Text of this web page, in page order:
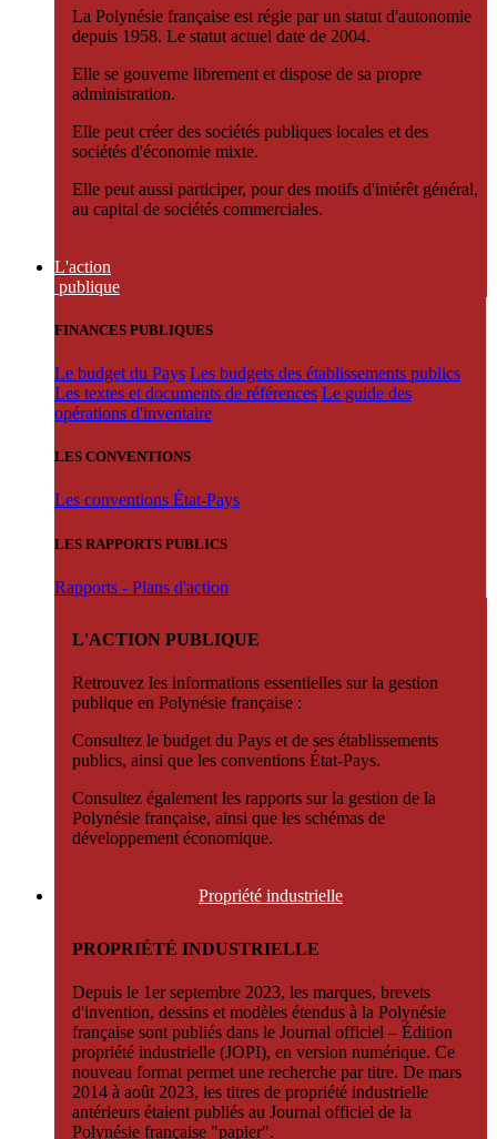
La Polynésie française est régie par un statut d'autonomie
depuis 1958. Le statut actuel date de 2004.
Elle se gouverne librement et dispose de sa propre
administration.
Elle peut créer des sociétés publiques locales et des
sociétés d'économie mixte.
Elle peut aussi participer, pour des motifs d'intérêt général,
au capital de sociétés commerciales.
L'action
publique
FINANCES PUBLIQUES
Le budget du Pays Les budgets des établissements publics
Les textes et documents de références Le guide des
opérations d'inventaire
LES CONVENTIONS
Les conventions État-Pays
LES RAPPORTS PUBLICS
Rapports - Plans d'action
L'ACTION PUBLIQUE
Retrouvez les informations essentielles sur la gestion
publique en Polynésie française :
Consultez le budget du Pays et de ses établissements
publics, ainsi que les conventions État-Pays.
Consultez également les rapports sur la gestion de la
Polynésie française, ainsi que les schémas de
développement économique.
Propriété industrielle
PROPRIÉTÉ INDUSTRIELLE
Depuis le 1er septembre 2023, les marques, brevets
d'invention, dessins et modèles étendus à la Polynésie
française sont publiés dans le Journal officiel – Édition
propriété industrielle (JOPI), en version numérique. Ce
nouveau format permet une recherche par titre. De mars
2014 à août 2023, les titres de propriété industrielle
antérieurs étaient publiés au Journal officiel de la
Polynésie française "papier".